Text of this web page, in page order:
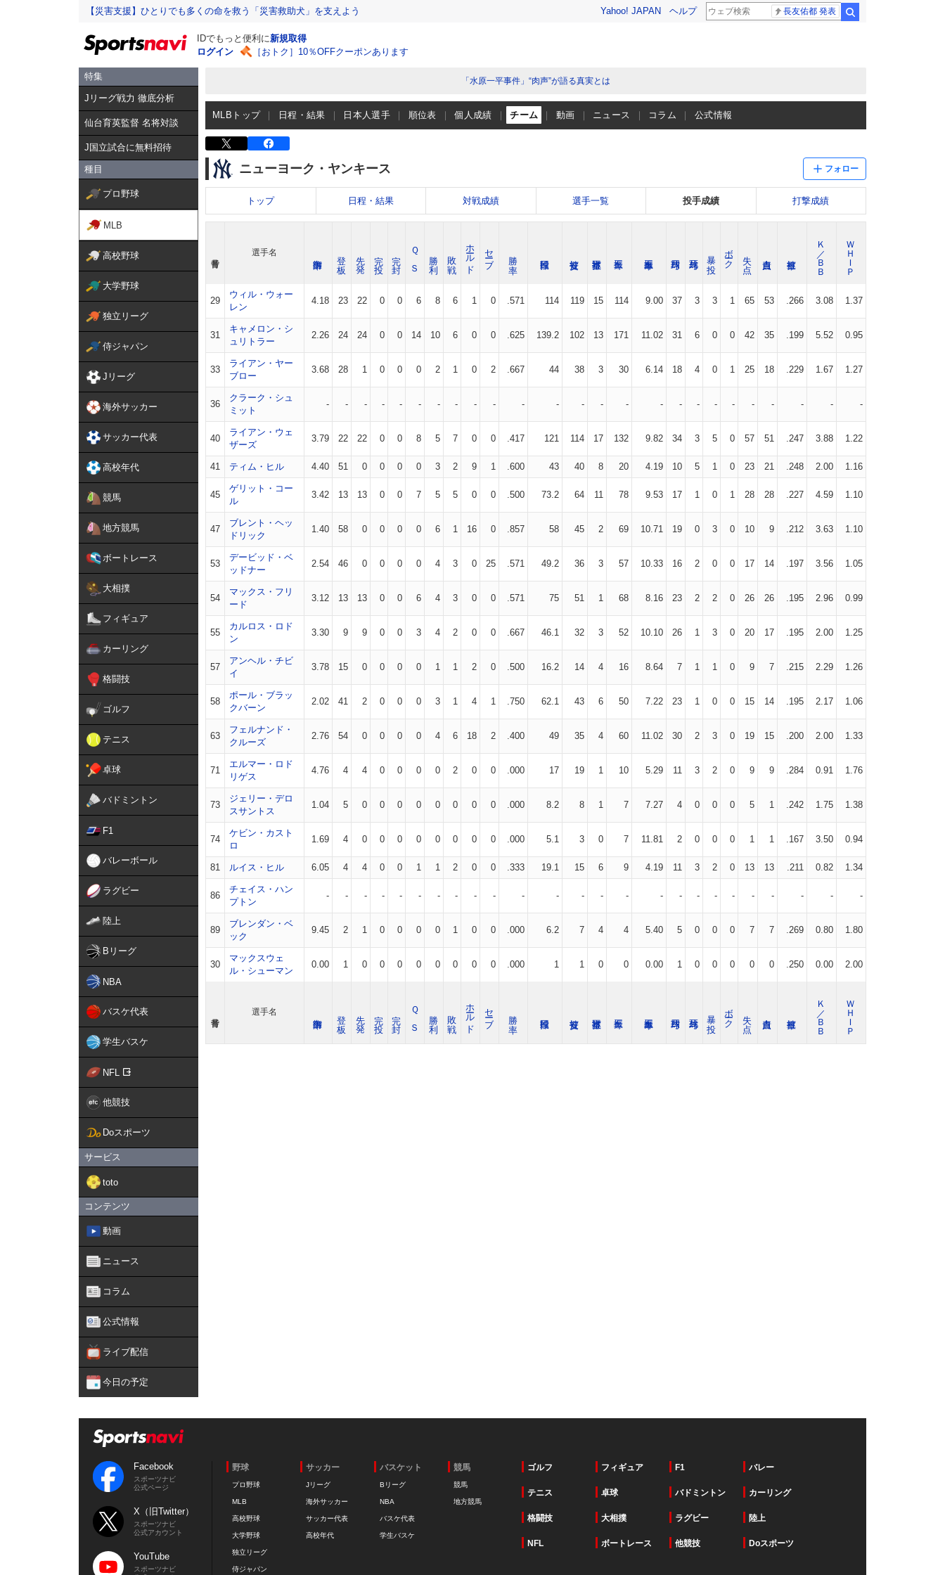
【災害支援】ひとりでも多くの命を救う「災害救助犬」を支えよう Yahoo! JAPAN ヘルプ 長友佑都 発表
IDでもっと便利に新規取得
ログイン
［おトク］10％OFFクーポンあります
特集
Jリーグ戦力 徹底分析
仙台育英監督 名将対談
J国立試合に無料招待
種目
プロ野球
MLB
高校野球
大学野球
独立リーグ
侍ジャパン
Jリーグ
海外サッカー
サッカー代表
高校年代
競馬
地方競馬
ボートレース
大相撲
フィギュア
カーリング
格闘技
ゴルフ
テニス
卓球
バドミントン
F1
バレーボール
ラグビー
陸上
Bリーグ
NBA
バスケ代表
学生バスケ
NFL
他競技
Doスポーツ
サービス
toto
コンテンツ
動画
ニュース
コラム
公式情報
ライブ配信
今日の予定
「水原一平事件」“肉声”が語る真実とは
MLBトップ 日程・結果 日本人選手 順位表 個人成績 チーム 動画 ニュース コラム 公式情報
ニューヨーク・ヤンキース フォロー
トップ 日程・結果 対戦成績 選手一覧 投手成績 打撃成績
選手名 Ｑ Ｓ ホールド セーブ ボーク Ｋ／ＢＢ ＷＨＩＰ
29
ウィル・ウォー
レン
4.18 23 22 0 0 6 8 6 1 0 .571 114 119 15 114 9.00 37 3 3 1 65 53 .266 3.08 1.37
31
キャメロン・シ
ュリトラー
2.26 24 24 0 0 14 10 6 0 0 .625 139.2 102 13 171 11.02 31 6 0 0 42 35 .199 5.52 0.95
33
ライアン・ヤー
ブロー
3.68 28 1 0 0 0 2 1 0 2 .667 44 38 3 30 6.14 18 4 0 1 25 18 .229 1.67 1.27
36
クラーク・シュ
ミット
- - - - - - - - - - - - - - - - - - - - - - - - -
40
ライアン・ウェ
ザーズ
3.79 22 22 0 0 8 5 7 0 0 .417 121 114 17 132 9.82 34 3 5 0 57 51 .247 3.88 1.22
41 ティム・ヒル 4.40 51 0 0 0 0 3 2 9 1 .600 43 40 8 20 4.19 10 5 1 0 23 21 .248 2.00 1.16
45
ゲリット・コー
ル
3.42 13 13 0 0 7 5 5 0 0 .500 73.2 64 11 78 9.53 17 1 0 1 28 28 .227 4.59 1.10
47
ブレント・ヘッ
ドリック
1.40 58 0 0 0 0 6 1 16 0 .857 58 45 2 69 10.71 19 0 3 0 10 9 .212 3.63 1.10
53
デービッド・ベ
ッドナー
2.54 46 0 0 0 0 4 3 0 25 .571 49.2 36 3 57 10.33 16 2 0 0 17 14 .197 3.56 1.05
54
マックス・フリ
ード
3.12 13 13 0 0 6 4 3 0 0 .571 75 51 1 68 8.16 23 2 2 0 26 26 .195 2.96 0.99
55
カルロス・ロド
ン
3.30 9 9 0 0 3 4 2 0 0 .667 46.1 32 3 52 10.10 26 1 3 0 20 17 .195 2.00 1.25
57
アンヘル・チビ
イ
3.78 15 0 0 0 0 1 1 2 0 .500 16.2 14 4 16 8.64 7 1 1 0 9 7 .215 2.29 1.26
58
ポール・ブラッ
クバーン
2.02 41 2 0 0 0 3 1 4 1 .750 62.1 43 6 50 7.22 23 1 0 0 15 14 .195 2.17 1.06
63
フェルナンド・
クルーズ
2.76 54 0 0 0 0 4 6 18 2 .400 49 35 4 60 11.02 30 2 3 0 19 15 .200 2.00 1.33
71
エルマー・ロド
リゲス
4.76 4 4 0 0 0 0 2 0 0 .000 17 19 1 10 5.29 11 3 2 0 9 9 .284 0.91 1.76
73
ジェリー・デロ
スサントス
1.04 5 0 0 0 0 0 0 0 0 .000 8.2 8 1 7 7.27 4 0 0 0 5 1 .242 1.75 1.38
74
ケビン・カスト
ロ
1.69 4 0 0 0 0 0 0 0 0 .000 5.1 3 0 7 11.81 2 0 0 0 1 1 .167 3.50 0.94
81 ルイス・ヒル 6.05 4 4 0 0 1 1 2 0 0 .333 19.1 15 6 9 4.19 11 3 2 0 13 13 .211 0.82 1.34
86
チェイス・ハン
プトン
- - - - - - - - - - - - - - - - - - - - - - - - -
89
ブレンダン・ベ
ック
9.45 2 1 0 0 0 0 1 0 0 .000 6.2 7 4 4 5.40 5 0 0 0 7 7 .269 0.80 1.80
30
マックスウェ
ル・シューマン
0.00 1 0 0 0 0 0 0 0 0 .000 1 1 0 0 0.00 1 0 0 0 0 0 .250 0.00 2.00
選手名 Ｑ Ｓ ホールド セーブ ボーク Ｋ／ＢＢ ＷＨＩＰ
Facebook
スポーツナビ
公式ページ
X（旧Twitter）
スポーツナビ
公式アカウント
YouTube
スポーツナビ
野球
プロ野球
MLB
高校野球
大学野球
独立リーグ
侍ジャパン
サッカー
Jリーグ
海外サッカー
サッカー代表
高校年代
バスケット
Bリーグ
NBA
バスケ代表
学生バスケ
競馬
競馬
地方競馬
ゴルフ フィギュア F1 バレー
テニス 卓球 バドミントン カーリング
格闘技 大相撲 ラグビー 陸上
NFL ボートレース 他競技 Doスポーツ